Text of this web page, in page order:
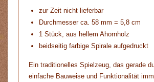
zur Zeit nicht lieferbar
Durchmesser ca. 58 mm = 5,8 cm
1 Stück, aus hellem Ahornholz
beidseitig farbige Spirale aufgedruckt
Ein traditionelles Spielzeug, das gerade
einfache Bauweise und Funktionalität